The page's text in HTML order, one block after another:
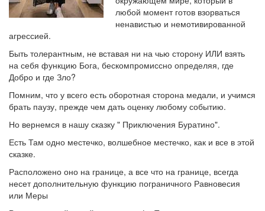
любой момент готов взорваться
ненавистью и немотивированной
агрессией.
Быть толерантным, не вставая ни на чью сторону ИЛИ взять
на себя функцию Бога, бескомпромиссно определяя, где
Добро и где Зло?
Помним, что у всего есть оборотная сторона медали, и учимся
брать паузу, прежде чем дать оценку любому событию.
Но вернемся в нашу сказку " Приключения Буратино".
Есть Там одно местечко, волшебное местечко, как и все в этой
сказке.
Расположено оно на границе, а все что на границе, всегда
несет дополнительную функцию пограничного Равновесия
или Меры